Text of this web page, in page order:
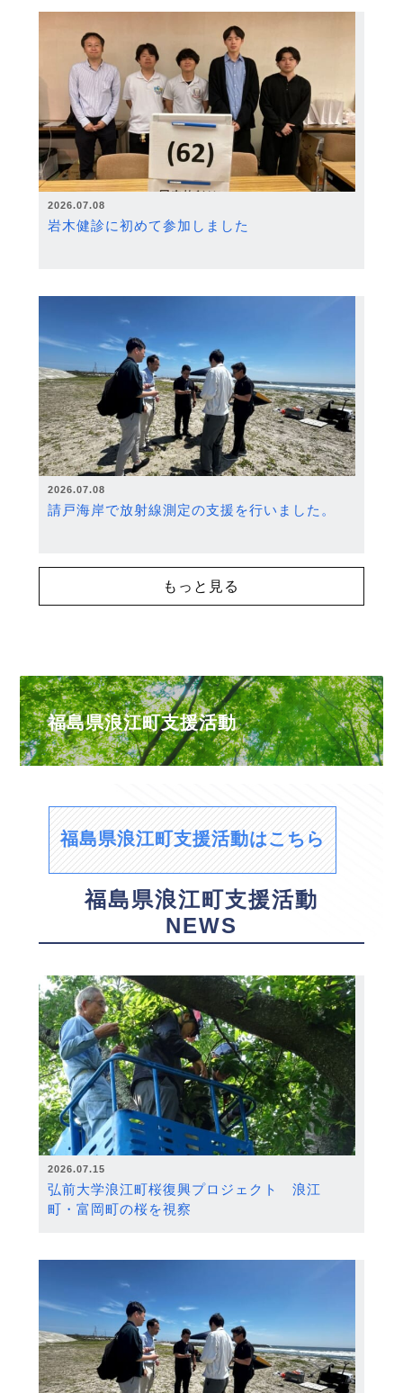
2026.07.08
岩木健診に初めて参加しました
2026.07.08
請戸海岸で放射線測定の支援を行いました。
もっと見る
福島県浪江町支援活動
福島県浪江町支援活動はこちら
福島県浪江町支援活動
NEWS
2026.07.15
弘前大学浪江町桜復興プロジェクト 浪江
町・富岡町の桜を視察